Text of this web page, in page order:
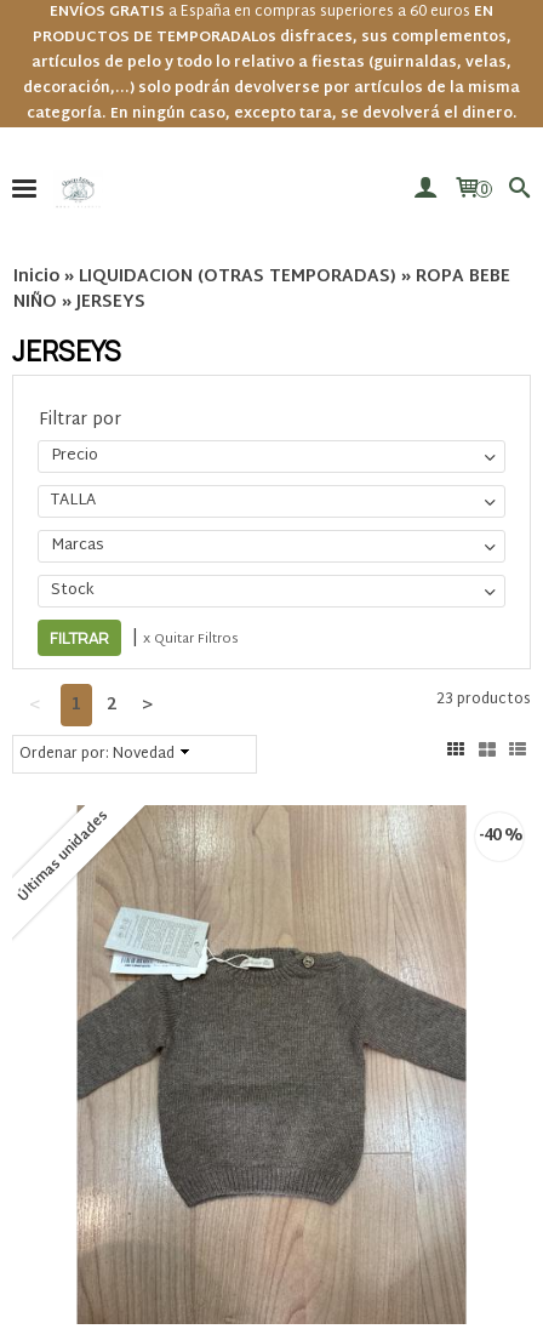
ENVÍOS GRATIS a España en compras superiores a 60 euros EN
PRODUCTOS DE TEMPORADALos disfraces, sus complementos,
artículos de pelo y todo lo relativo a fiestas (guirnaldas, velas,
decoración,...) solo podrán devolverse por artículos de la misma
categoría. En ningún caso, excepto tara, se devolverá el dinero.
0
Inicio» LIQUIDACION (OTRAS TEMPORADAS) » ROPA BEBE
NIÑO »JERSEYS
JERSEYS
Filtrar por
Precio
TALLA
Marcas
Stock
| x Quitar Filtros
< 1 2 > 23 productos
Ordenar por:Novedad
Últimas unidades -40 %